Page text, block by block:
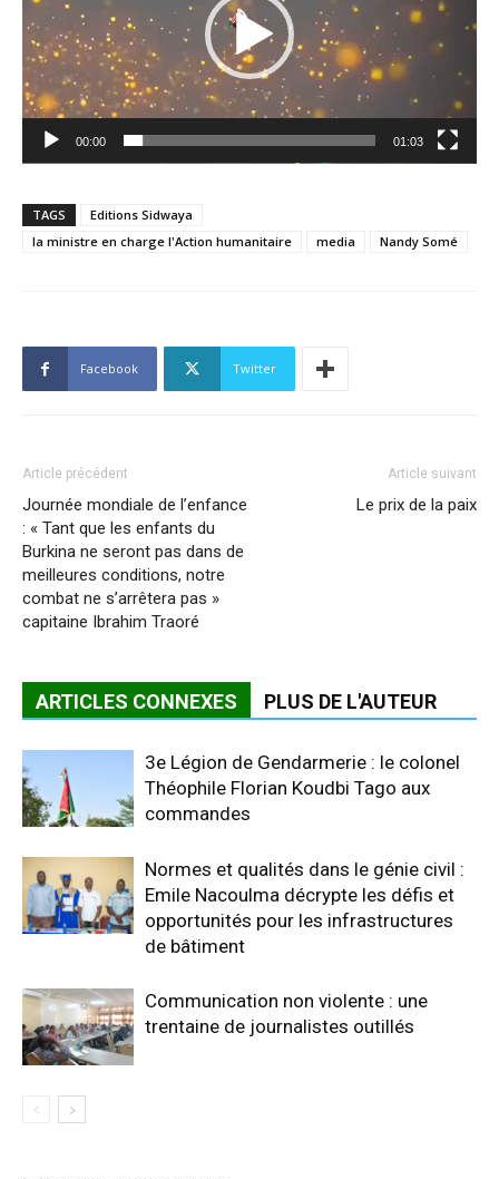
00:00 01:03
TAGS
Editions Sidwaya
la ministre en charge l'Action humanitaire
media Nandy Somé
Facebook Twitter
Article précédent
Journée mondiale de l’enfance
: « Tant que les enfants du
Burkina ne seront pas dans de
meilleures conditions, notre
combat ne s’arrêtera pas »
capitaine Ibrahim Traoré
Article suivant
Le prix de la paix
ARTICLES CONNEXES PLUS DE L'AUTEUR
3e Légion de Gendarmerie : le colonel
Théophile Florian Koudbi Tago aux
commandes
Normes et qualités dans le génie civil :
Emile Nacoulma décrypte les défis et
opportunités pour les infrastructures
de bâtiment
Communication non violente : une
trentaine de journalistes outillés